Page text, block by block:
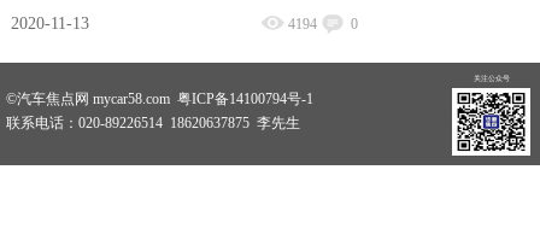
2020-11-13 4194 0
©汽车焦点网 mycar58.com 粤ICP备14100794号-1
联系电话：020-89226514 18620637875 李先生
关注公众号